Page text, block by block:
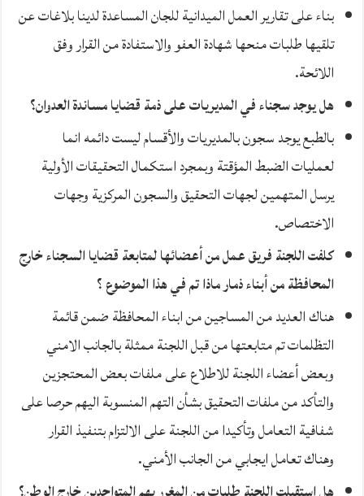
بناء على تقارير العمل الميدانية للجان المساعدة لدينا بلاغات عن
تلقيها طلبات منحها شهادة العفو والاستفادة من القرار وفق
اللائحة.
هل يوجد سجناء في المديريات على ذمة قضايا مساندة العدوان؟
بالطبع يوجد سجون بالمديريات والأقسام ليست دائمه انما
لعمليات الضبط المؤقتة وبمجرد استكمال التحقيقات الأولية
يرسل المتهمين لجهات التحقيق والسجون المركزية وجهات
الاختصاص.
كلفت اللجنة فريق عمل من أعضائها لمتابعة قضايا السجناء خارج
المحافظة من أبناء ذمار ماذا تم في هذا الموضوع ؟
هناك العديد من المساجين من ابناء المحافظة ضمن قائمة
التظلمات تم متابعتها من قبل اللجنة ممثلة بالجانب الامني
وبعض أعضاء اللجنة للاطلاع على ملفات بعض المحتجزين
والتأكد من ملفات التحقيق بشأن التهم المنسوبة اليهم حرصا على
شفافية التعامل وتأكيدا من اللجنة على الالتزام بتنفيذ القرار
وهناك تعامل ايجابي من الجانب الأمني.